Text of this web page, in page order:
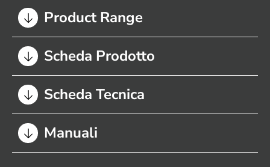
Product Range
Scheda Prodotto
Scheda Tecnica
Manuali